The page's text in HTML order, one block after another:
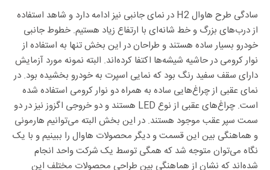
سادگی طرح هاوال H2 در نمای جانبی نیز ادامه دارد و شاهد استفاده
از درب‌های بزرگ و خط شانه‌ای با ارتفاع زیاد هستیم. خطوط جانبی
خودرو بسیار ساده هستند و طراحان در این بخش تنها به استفاده از
نوار کرومی در حاشیه‌ شیشه‌ها اکتفا کرده‌اند. البته نمونه مورد آزمایش
دارای سقف سفید رنگ بود که نمایی اسپرت به خودرو بخشیده بود. در
نمای عقبی از چراغ‌هایی ساده به همراه دو نوار کرومی استفاده شده
است. چراغ‌های عقبی از نوع LED هستند و دو خروجی اگزوز نیز در دو
سمت سپر عقب موجود هستند. در این بخش البته می‌توانیم هارمونی
و هماهنگی بین این قسمت و دیگر محصولات هاوال را ببینیم و با یک
نگاه می‌توان متوجه شد که همگی توسط یک شرکت واحد انجام
شده‌اند که نشان از هماهنگی بین طراحی محصولات مختلف این